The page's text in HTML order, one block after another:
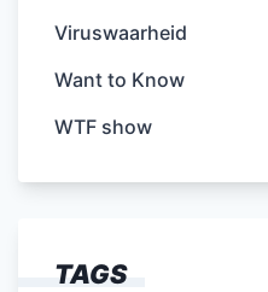
Viruswaarheid
Want to Know
WTF show
TAGS